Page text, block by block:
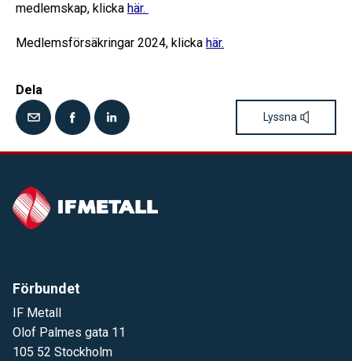
medlemskap, klicka här.
Medlemsförsäkringar 2024, klicka här.
Dela
Lyssna
Förbundet
IF Metall
Olof Palmes gata 11
105 52 Stockholm